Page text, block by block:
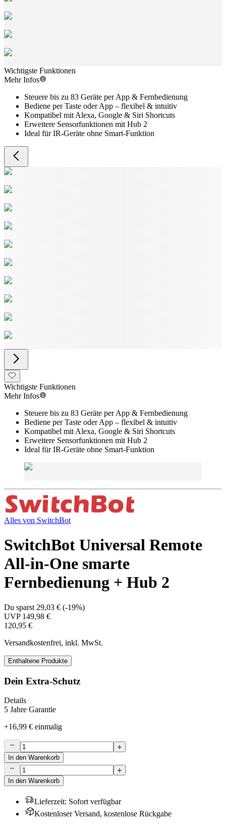
Wichtigste Funktionen
Mehr Infos
Steuere bis zu 83 Geräte per App & Fernbedienung
Bediene per Taste oder App – flexibel & intuitiv
Kompatibel mit Alexa, Google & Siri Shortcuts
Erweitere Sensorfunktionen mit Hub 2
Ideal für IR-Geräte ohne Smart-Funktion
Wichtigste Funktionen
Mehr Infos
Steuere bis zu 83 Geräte per App & Fernbedienung
Bediene per Taste oder App – flexibel & intuitiv
Kompatibel mit Alexa, Google & Siri Shortcuts
Erweitere Sensorfunktionen mit Hub 2
Ideal für IR-Geräte ohne Smart-Funktion
Alles von SwitchBot
SwitchBot Universal Remote
All-in-One smarte
Fernbedienung + Hub 2
Du sparst 29,03 € (-19%)
UVP 149,98 €
120,95 €
Versandkostenfrei, inkl. MwSt.
Enthaltene Produkte
Dein Extra-Schutz
Details
5 Jahre Garantie
+16,99 € einmalig
In den Warenkorb
In den Warenkorb
Lieferzeit: Sofort verfügbar
Kostenloser Versand, kostenlose Rückgabe